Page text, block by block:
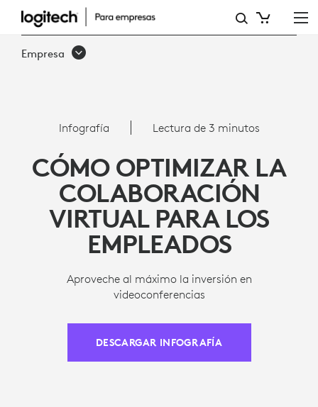
FORMAS
COLABORACIÓN
VIRTUAL
PARA
EMPLEADOS
Empresa
Infografía Lectura de 3 minutos
CÓMO OPTIMIZAR LA
COLABORACIÓN
VIRTUAL PARA LOS
EMPLEADOS
Aproveche al máximo la inversión en
videoconferencias
DESCARGAR INFOGRAFÍA